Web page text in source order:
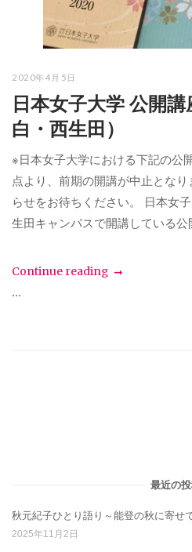
2020年4月5日
日本女子大学 公開
白・西生田）
※日本女子大学における下記の公
点より、前期の開講が中止とな
らせをお待ちください。 日本女
生田キャンパスで開講している
Continue reading
...
最近の
秋元紀子ひとり語り～能登の秋に寄せ
2025年11月2日